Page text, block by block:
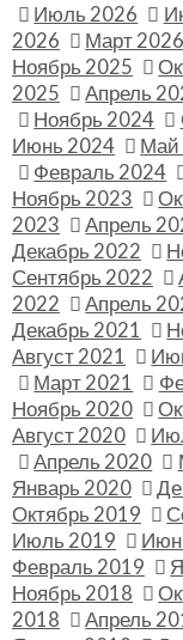
Июль 2026
2026
Март 2026
Ноябрь 2025
2025
Апрель
Ноябрь 2024
Июнь 2024
Май
Февраль 2024
Ноябрь 2023
2023
Апрель
Декабрь 2022
Сентябрь 2022
2022
Апрель
Декабрь 2021
Август 2021
Март 2021
Ноябрь 2020
Август 2020
Апрель 2020
Январь 2020
Октябрь 2019
Июль 2019
Февраль 2019
Ноябрь 2018
2018
Апрель